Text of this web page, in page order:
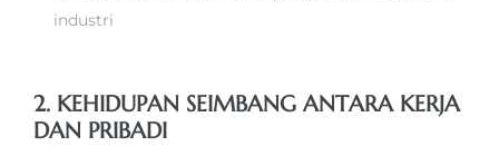
industri
2. KEHIDUPAN SEIMBANG ANTARA KERJA
DAN PRIBADI